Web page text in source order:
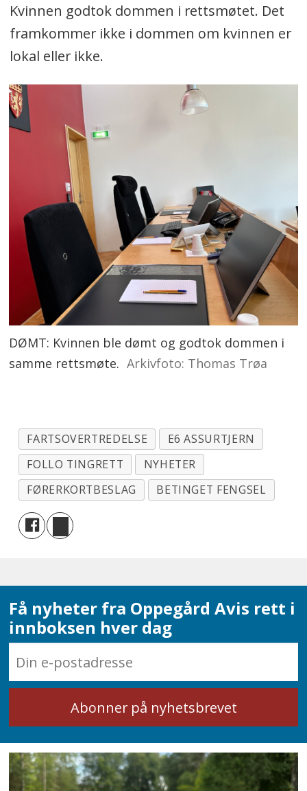
Kvinnen godtok dommen i rettsmøtet. Det
framkommer ikke i dommen om kvinnen er
lokal eller ikke.
DØMT: Kvinnen ble dømt og godtok dommen i
samme rettsmøte. Arkivfoto: Thomas Trøa
FARTSOVERTREDELSE
E6 ASSURTJERN
FOLLO TINGRETT
NYHETER
FØRERKORTBESLAG
BETINGET FENGSEL
Få nyheter fra Oppegård Avis rett i
innboksen hver dag